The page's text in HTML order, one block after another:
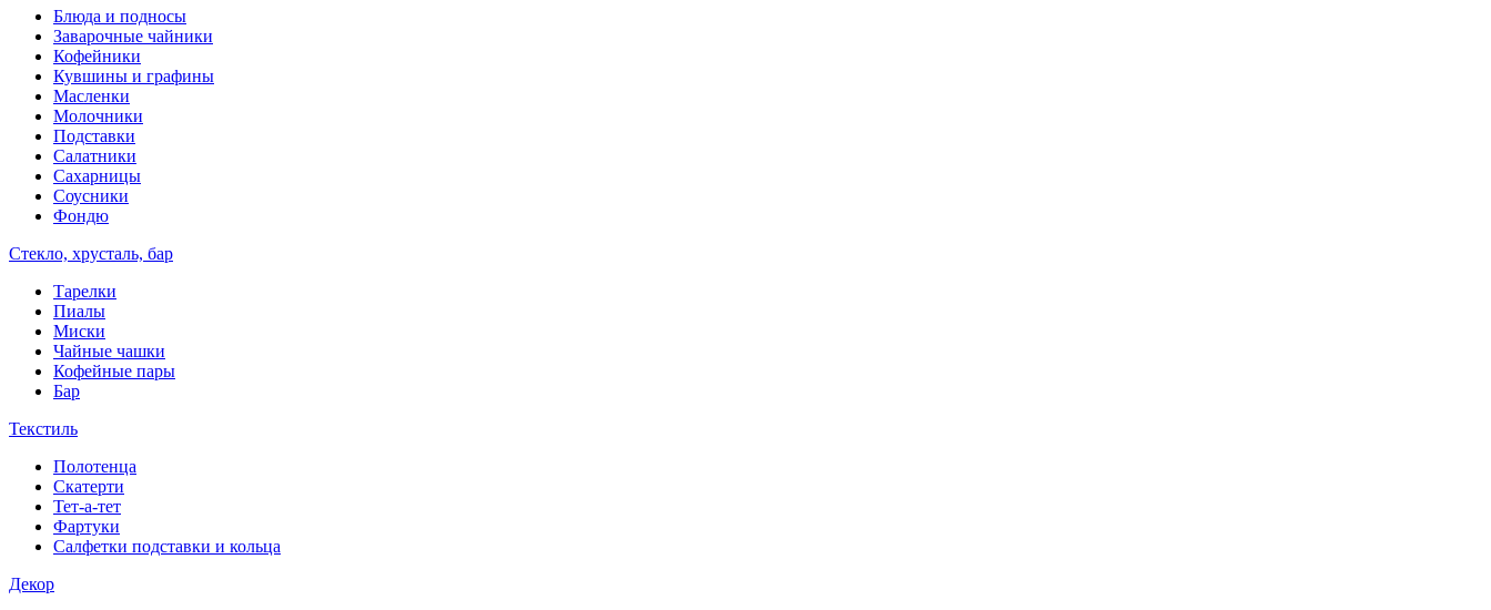
Блюда и подносы
Заварочные чайники
Кофейники
Кувшины и графины
Масленки
Молочники
Подставки
Салатники
Сахарницы
Соусники
Фондю
Стекло, хрусталь, бар
Тарелки
Пиалы
Миски
Чайные чашки
Кофейные пары
Бар
Текстиль
Полотенца
Скатерти
Тет-а-тет
Фартуки
Салфетки подставки и кольца
Декор